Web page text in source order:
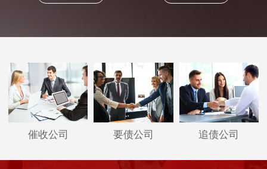
催收公司 要债公司 追债公司